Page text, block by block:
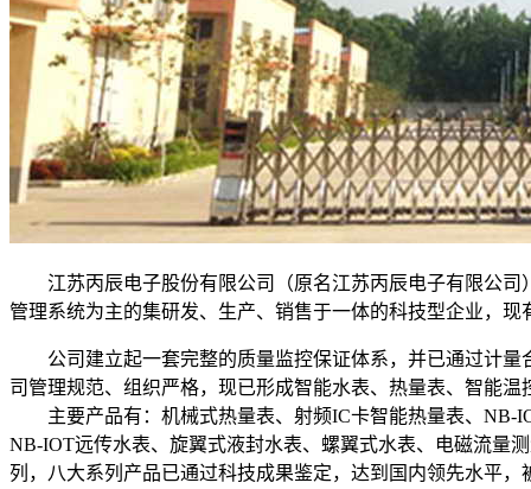
江苏丙辰电子股份有限公司（原名江苏丙辰电子有限公司
管理系统为主的集研发、生产、销售于一体的科技型企业，现
公司建立起一套完整的质量监控保证体系，并已通过计量合
司管理规范、组织严格，现已形成智能水表、热量表、智能
主要产品有：机械式热量表、射频IC卡智能热量表、NB-
NB-IOT远传水表、旋翼式液封水表、螺翼式水表、电磁流量
列，八大系列产品已通过科技成果鉴定，达到国内领先水平